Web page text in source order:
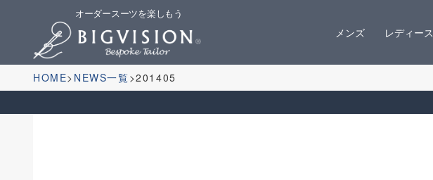
オーダースーツを楽しもう
メンズ レディース
HOME NEWS一覧 201405